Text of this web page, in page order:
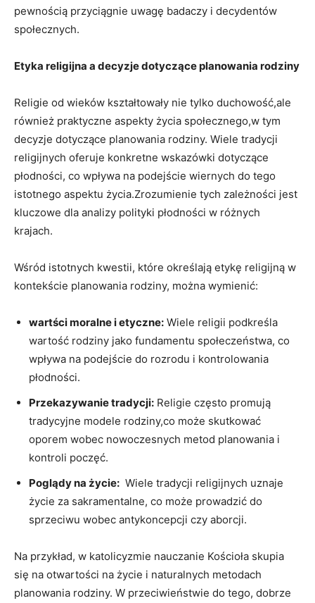
pewnością przyciągnie uwagę badaczy i decydentów
społecznych.
Etyka religijna a​ decyzje dotyczące⁤ planowania rodziny
Religie od ⁣wieków kształtowały nie tylko⁢ duchowość,ale
również praktyczne aspekty życia społecznego,w tym
decyzje dotyczące planowania ‍rodziny. Wiele tradycji
religijnych oferuje konkretne wskazówki ​dotyczące
płodności,​ co wpływa na podejście wiernych ‍do tego
istotnego aspektu życia.Zrozumienie tych zależności jest
kluczowe ⁣dla‌ analizy polityki płodności w‍ różnych
krajach.
Wśród istotnych kwestii, ⁤które określają etykę religijną w
⁣kontekście planowania rodziny, można wymienić:
wartści⁢ moralne i etyczne: Wiele religii podkreśla
wartość rodziny jako fundamentu społeczeństwa, co
wpływa na podejście do rozrodu i kontrolowania
płodności.
Przekazywanie tradycji: Religie często promują
tradycyjne modele rodziny,co może skutkować
oporem wobec nowoczesnych metod planowania i
kontroli poczęć.
Poglądy na życie: ‌ Wiele tradycji religijnych uznaje
życie za sakramentalne, ‍co może prowadzić⁤ do
sprzeciwu wobec antykoncepcji​ czy aborcji.
Na przykład, w ⁢katolicyzmie nauczanie Kościoła‌ skupia
się na otwartości na życie i⁣ naturalnych‌ metodach
⁣planowania rodziny. W przeciwieństwie do tego, dobrze